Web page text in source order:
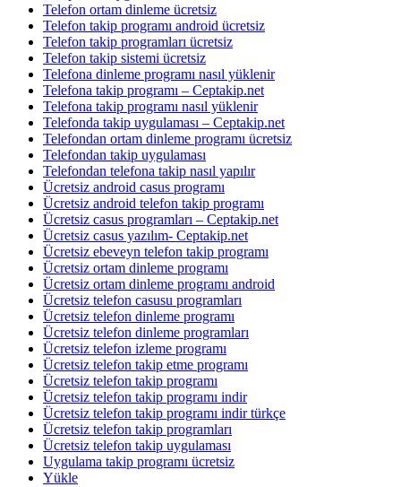
Telefon ortam dinleme ücretsiz
Telefon takip programı android ücretsiz
Telefon takip programları ücretsiz
Telefon takip sistemi ücretsiz
Telefona dinleme programı nasıl yüklenir
Telefona takip programı – Ceptakip.net
Telefona takip programı nasıl yüklenir
Telefonda takip uygulaması – Ceptakip.net
Telefondan ortam dinleme programı ücretsiz
Telefondan takip uygulaması
Telefondan telefona takip nasıl yapılır
Ücretsiz android casus programı
Ücretsiz android telefon takip programı
Ücretsiz casus programları – Ceptakip.net
Ücretsiz casus yazılım- Ceptakip.net
Ücretsiz ebeveyn telefon takip programı
Ücretsiz ortam dinleme programı
Ücretsiz ortam dinleme programı android
Ücretsiz telefon casusu programları
Ücretsiz telefon dinleme programı
Ücretsiz telefon dinleme programları
Ücretsiz telefon izleme programı
Ücretsiz telefon takip etme programı
Ücretsiz telefon takip programı
Ücretsiz telefon takip programı indir
Ücretsiz telefon takip programı indir türkçe
Ücretsiz telefon takip programları
Ücretsiz telefon takip uygulaması
Uygulama takip programı ücretsiz
Yükle